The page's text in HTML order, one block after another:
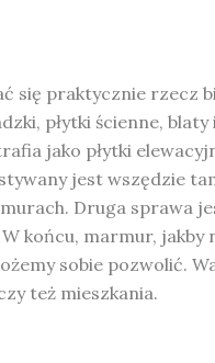
się praktycznie rzecz
płytki ścienne,
jako płytki
jest wszędzie
Druga sprawa
końcu, marmur, jakby
sobie pozwolić.
też mieszkania.